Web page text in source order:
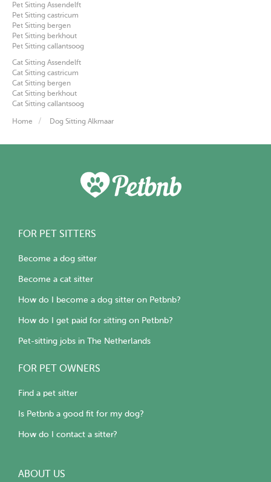
Pet Sitting Assendelft
Pet Sitting castricum
Pet Sitting bergen
Pet Sitting berkhout
Pet Sitting callantsoog
Cat Sitting Assendelft
Cat Sitting castricum
Cat Sitting bergen
Cat Sitting berkhout
Cat Sitting callantsoog
Home Dog Sitting Alkmaar
FOR PET SITTERS
Become a dog sitter
Become a cat sitter
How do I become a dog sitter on Petbnb?
How do I get paid for sitting on Petbnb?
Pet-sitting jobs in The Netherlands
FOR PET OWNERS
Find a pet sitter
Is Petbnb a good fit for my dog?
How do I contact a sitter?
ABOUT US